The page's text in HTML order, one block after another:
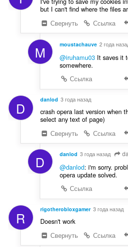
but I can't find where the files
Свернуть
Ссылка
M moustachauve 2 года
@iruhamu03It saves it
somewhere.
Ссылка
D danlod 3 года назад
crash opera last version when
select any text of page)
Свернуть
Ссылка
D danlod 3 года назад
@danlod: i'm sorry.
opera update solved.
Ссылка
R rigotherobloxgamer 3 года назад
Doesn't work
Свернуть
Ссылка